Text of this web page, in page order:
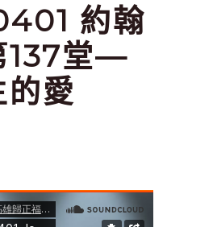
約翰
137堂—
的愛